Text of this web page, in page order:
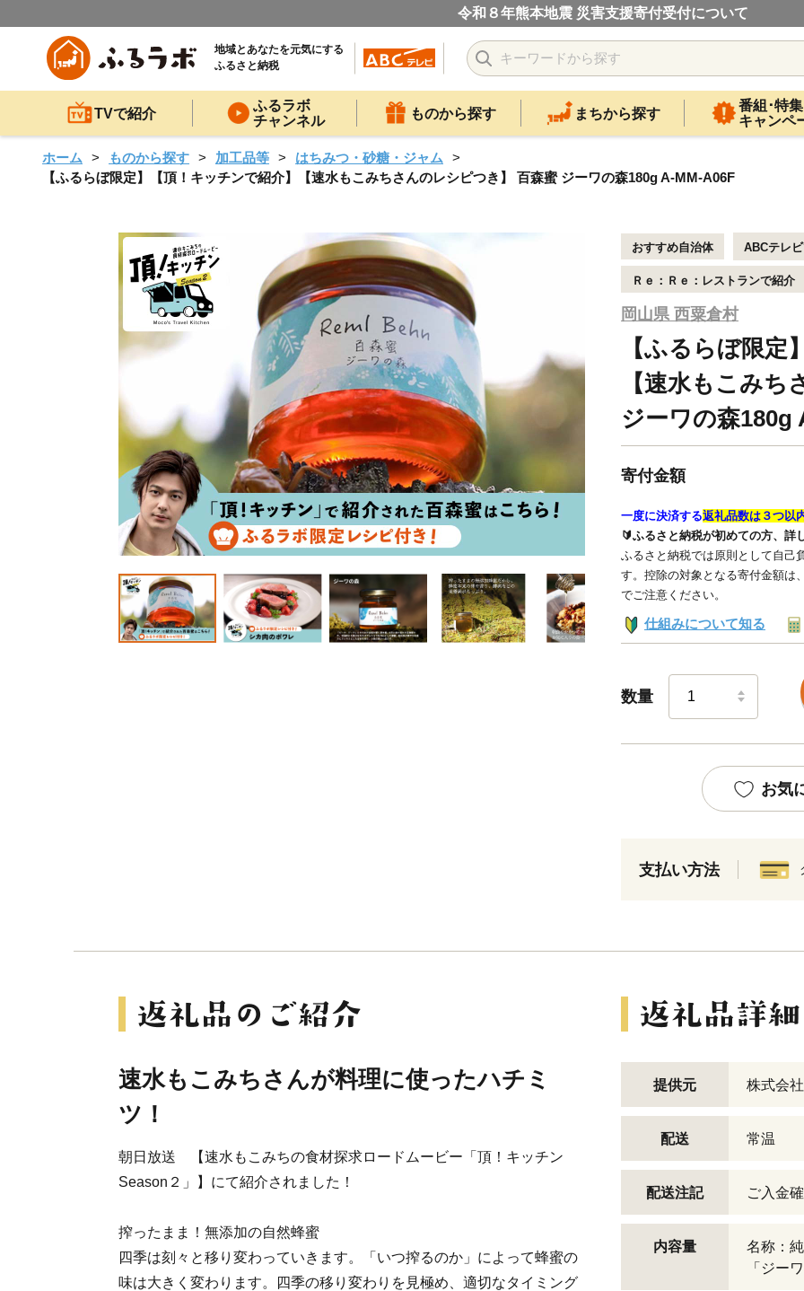
令和８年熊本地震 災害支援寄付受付について
地域とあなたを元気にする
ふるさと納税
TVで紹介
ふるラボ
チャンネル
ものから探す まちから探す
番組･特集
キャンペ
ホーム ものから探す 加工品等
はちみつ・砂糖・ジャム
【ふるらぼ限定】【頂！キッチンで紹介】【速水もこみちさんのレシピつき】 百森蜜 ジーワの森180g A-MM-A06F
おすすめ自治体 ABCテレ
Ｒｅ：Ｒｅ：レストランで紹介
岡山県 西粟倉村
【ふるらぼ限
【速水もこみ
ジーワの森180g
寄付金額
一度に決済する返礼品数は３つ以
🔰ふるさと納税が初めての方、詳
ふるさと納税では原則として自己
す。控除の対象となる寄付金額は
でご注意ください。
仕組みについて知る
数量
お気
支払い方法
速水もこみちさんが料理に使ったハチミ
ツ！
朝日放送 【速水もこみちの食材探求ロードムービー「頂！キッチン
Season２」】にて紹介されました！
搾ったまま！無添加の自然蜂蜜
四季は刻々と移り変わっていきます。「いつ搾るのか」によって蜂蜜の
味は大きく変わります。四季の移り変わりを見極め、適切なタイミング
提供元 株式会
配送 常温
配送注記 ご入金
内容量
名称：
「ジー